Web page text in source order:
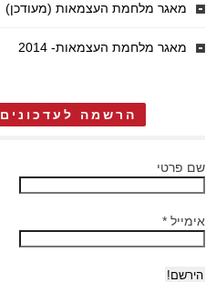
מאגר מלחמת העצמאות (מעודכן)
מאגר מלחמת העצמאות- 2014
הרשמה לעדכונים
שם פרטי
אימייל *